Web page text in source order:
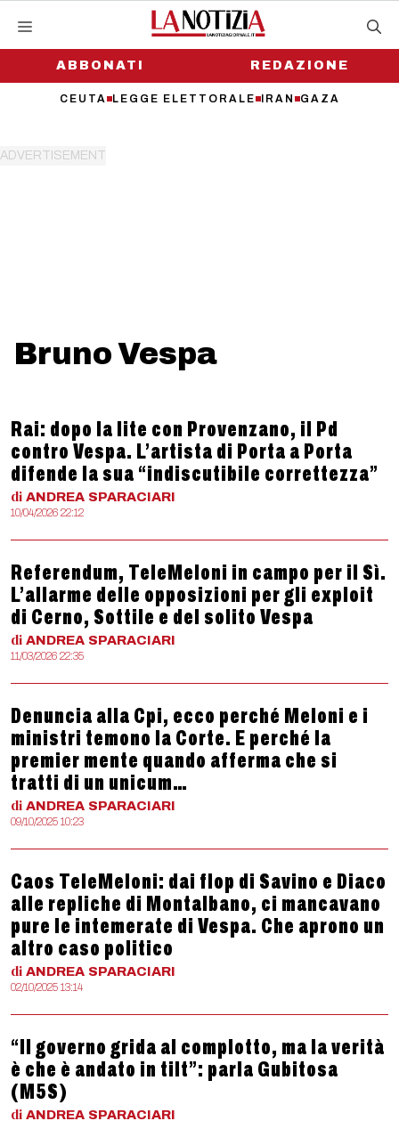
contenutoABBONATI
CEUTA LEGGE ELETTORALE IRAN GAZA
REDAZIONE
Bruno Vespa
Rai: dopo la lite con Provenzano, il Pd
contro Vespa. L’artista di Porta a Porta
difende la sua “indiscutibile correttezza”
di ANDREA SPARACIARI
10/04/2026 22:12
Referendum, TeleMeloni in campo per il Sì.
L’allarme delle opposizioni per gli exploit
di Cerno, Sottile e del solito Vespa
di ANDREA SPARACIARI
11/03/2026 22:35
Denuncia alla Cpi, ecco perché Meloni e i
ministri temono la Corte. E perché la
premier mente quando afferma che si
tratti di un unicum…
di ANDREA SPARACIARI
09/10/2025 10:23
Caos TeleMeloni: dai flop di Savino e Diaco
alle repliche di Montalbano, ci mancavano
pure le intemerate di Vespa. Che aprono un
altro caso politico
di ANDREA SPARACIARI
02/10/2025 13:14
“Il governo grida al complotto, ma la verità
è che è andato in tilt”: parla Gubitosa
(M5S)
di ANDREA SPARACIARI